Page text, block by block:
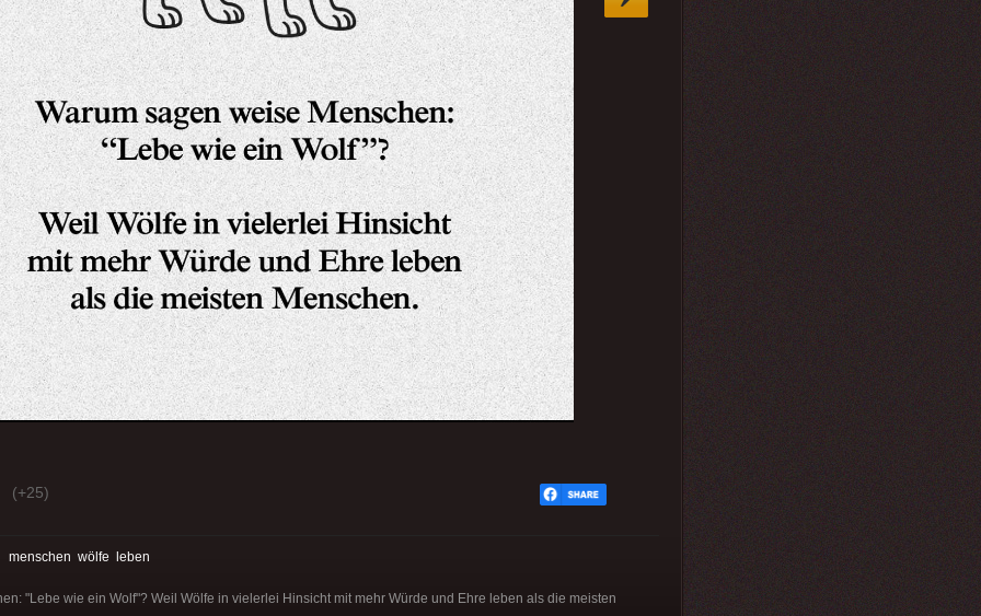
(+25)
menschen wölfe leben
"Lebe wie ein Wolf"? Weil Wölfe in vielerlei Hinsicht mit mehr Würde und Ehre leben als die meisten